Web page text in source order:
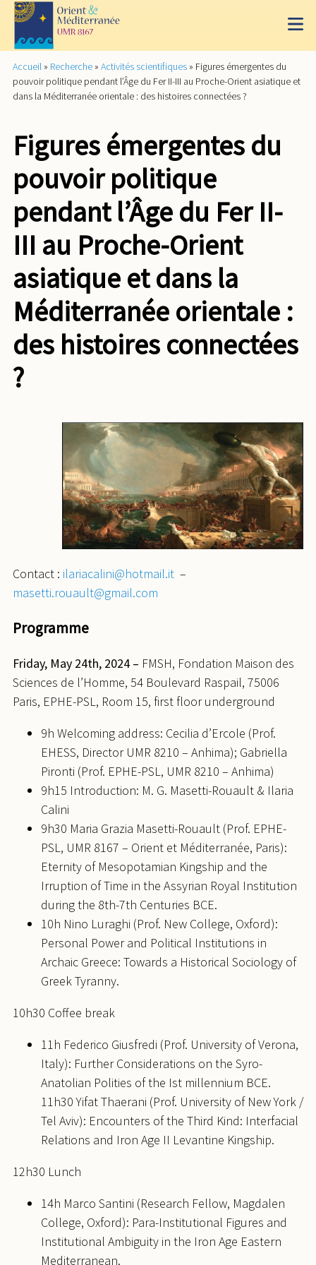
Accueil » Recherche » Activités scientifiques » Figures émergentes du
pouvoir politique pendant l’Âge du Fer II-III au Proche-Orient asiatique et
dans la Méditerranée orientale : des histoires connectées ?
Figures émergentes du
pouvoir politique
pendant l’Âge du Fer II-
III au Proche-Orient
asiatique et dans la
Méditerranée orientale :
des histoires connectées
?
Contact : ilariacalini@hotmail.it –
masetti.rouault@gmail.com
Programme
Friday, May 24th, 2024 – FMSH, Fondation Maison des
Sciences de l’Homme, 54 Boulevard Raspail, 75006
Paris, EPHE-PSL, Room 15, first floor underground
9h Welcoming address: Cecilia d’Ercole (Prof.
EHESS, Director UMR 8210 – Anhima); Gabriella
Pironti (Prof. EPHE-PSL, UMR 8210 – Anhima)
9h15 Introduction: M. G. Masetti-Rouault & Ilaria
Calini
9h30 Maria Grazia Masetti-Rouault (Prof. EPHE-
PSL, UMR 8167 – Orient et Méditerranée, Paris):
Eternity of Mesopotamian Kingship and the
Irruption of Time in the Assyrian Royal Institution
during the 8th-7th Centuries BCE.
10h Nino Luraghi (Prof. New College, Oxford):
Personal Power and Political Institutions in
Archaic Greece: Towards a Historical Sociology of
Greek Tyranny.
10h30 Coffee break
11h Federico Giusfredi (Prof. University of Verona,
Italy): Further Considerations on the Syro-
Anatolian Polities of the Ist millennium BCE.
11h30 Yifat Thaerani (Prof. University of New York /
Tel Aviv): Encounters of the Third Kind: Interfacial
Relations and Iron Age II Levantine Kingship.
12h30 Lunch
14h Marco Santini (Research Fellow, Magdalen
College, Oxford): Para-Institutional Figures and
Institutional Ambiguity in the Iron Age Eastern
Mediterranean.